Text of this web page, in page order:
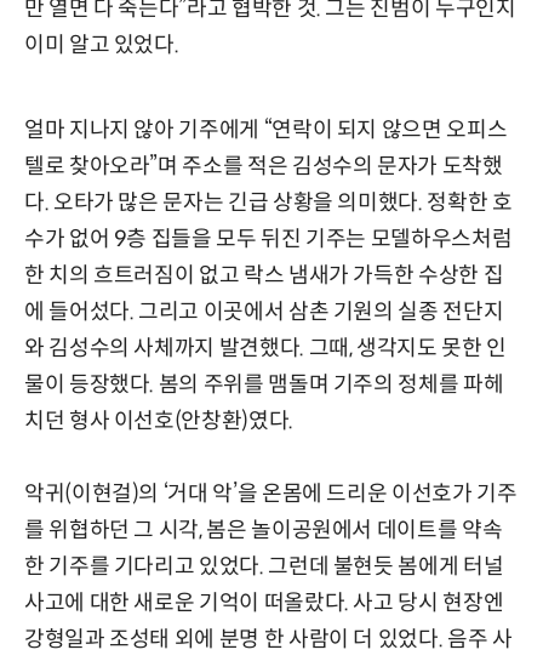
만 열면 다 죽는다”라고 협박한 것. 그는 진범이 누구인지
이미 알고 있었다.
얼마 지나지 않아 기주에게 “연락이 되지 않으면 오피스
텔로 찾아오라”며 주소를 적은 김성수의 문자가 도착했
다. 오타가 많은 문자는 긴급 상황을 의미했다. 정확한 호
수가 없어 9층 집들을 모두 뒤진 기주는 모델하우스처럼
한 치의 흐트러짐이 없고 락스 냄새가 가득한 수상한 집
에 들어섰다. 그리고 이곳에서 삼촌 기원의 실종 전단지
와 김성수의 사체까지 발견했다. 그때, 생각지도 못한 인
물이 등장했다. 봄의 주위를 맴돌며 기주의 정체를 파헤
치던 형사 이선호(안창환)였다.
악귀(이현걸)의 ‘거대 악’을 온몸에 드리운 이선호가 기주
를 위협하던 그 시각, 봄은 놀이공원에서 데이트를 약속
한 기주를 기다리고 있었다. 그런데 불현듯 봄에게 터널
사고에 대한 새로운 기억이 떠올랐다. 사고 당시 현장엔
강형일과 조성태 외에 분명 한 사람이 더 있었다. 음주 사